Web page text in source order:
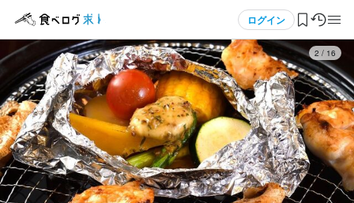
ログイン
ログイン・無料会員登録
食べログ求人TOP
求人検索
3 / 16
アルバイト・パート 玄品 大宮 ふぐ・うなぎ・かに料理
ホールスタッフ・サービススタッフ
ホールスタッフ・サービススタッフ
時給1,250円〜1,625円
昇給あり 交通費支給 扶養内勤務OK
応募画面へ進む